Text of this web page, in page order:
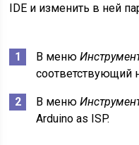
IDE и изменить в ней
В меню
соответствующий
В меню
Arduino as ISP.